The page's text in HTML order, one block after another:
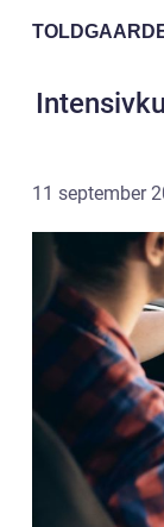
11 september